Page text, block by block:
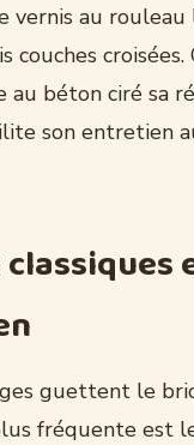
vernis au rouleau
couches
au béton ciré sa
son entretien
guettent le
fréquente est